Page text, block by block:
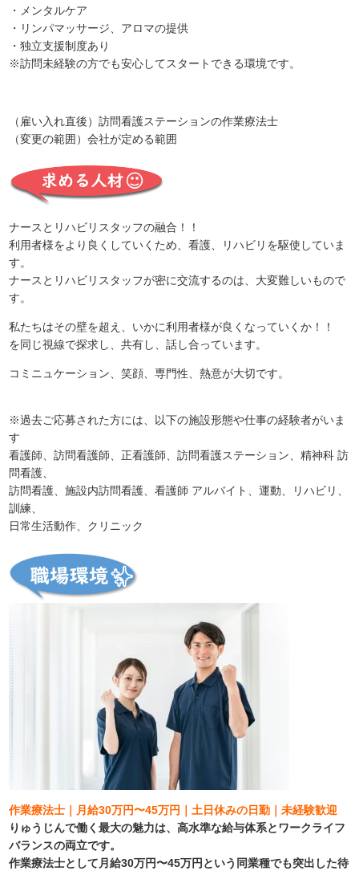
・メンタルケア
・リンパマッサージ、アロマの提供
・独立支援制度あり
※訪問未経験の方でも安心してスタートできる環境です。
（雇い入れ直後）訪問看護ステーションの作業療法士
（変更の範囲）会社が定める範囲
ナースとリハビリスタッフの融合！！
利用者様をより良くしていくため、看護、リハビリを駆使していま
す。
ナースとリハビリスタッフが密に交流するのは、大変難しいもので
す。
私たちはその壁を超え、いかに利用者様が良くなっていくか！！
を同じ視線で探求し、共有し、話し合っています。
コミニュケーション、笑顔、専門性、熱意が大切です。
※過去ご応募された方には、以下の施設形態や仕事の経験者がいま
す
看護師、訪問看護師、正看護師、訪問看護ステーション、精神科 訪
問看護、
訪問看護、施設内訪問看護、看護師 アルバイト、運動、リハビリ、
訓練、
日常生活動作、クリニック
作業療法士｜月給30万円〜45万円｜土日休みの日勤｜未経験歓迎
りゅうじんで働く最大の魅力は、高水準な給与体系とワークライフ
バランスの両立です。
作業療法士として月給30万円〜45万円という同業種でも突出した待